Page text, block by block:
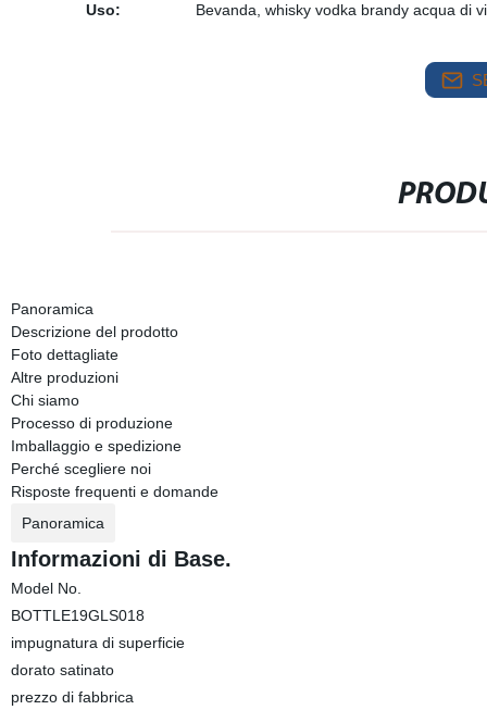
Uso:
Bevanda, whisky vodka brandy acqua di
Panoramica
Descrizione del prodotto
Foto dettagliate
Altre produzioni
Chi siamo
Processo di produzione
Imballaggio e spedizione
Perché scegliere noi
Risposte frequenti e domande
Panoramica
Informazioni di Base.
Model No.
BOTTLE19GLS018
impugnatura di superficie
dorato satinato
prezzo di fabbrica